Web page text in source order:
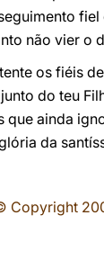
não vier o
os fiéis
do teu
ainda
da
Copyright